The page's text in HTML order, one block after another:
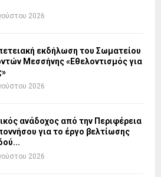
2026
εκδήλωση του Σωματείου
Μεσσήνης «Εθελοντισμός για
2026
ανάδοχος από την Περιφέρεια
για το έργο βελτίωσης
2026